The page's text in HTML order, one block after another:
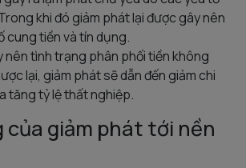
khi đó giảm phát lại được gây nên
cung tiền và tín dụng.
nên tình trạng phân phối tiền không
lại, giảm phát sẽ dẫn đến giảm chi
tăng tỷ lệ thất nghiệp.
của giảm phát tới nền